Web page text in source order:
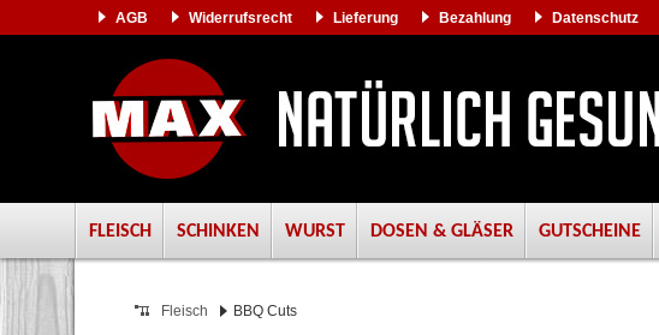
AGB Widerrufsrecht Lieferung Bezahlung Datenschutz
FLEISCH SCHINKEN WURST DOSEN & GLÄSER GUTSCHEINE
Fleisch BBQ Cuts